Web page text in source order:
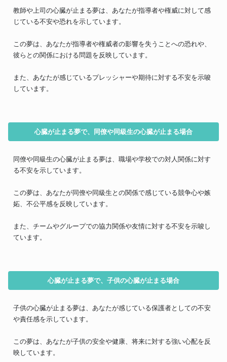
教師や上司の心臓が止まる夢は、あなたが指導者や権威に対して感
じている不安や恐れを示しています。
この夢は、あなたが指導者や権威者の影響を失うことへの恐れや、
彼らとの関係における問題を反映しています。
また、あなたが感じているプレッシャーや期待に対する不安を示唆
しています。
心臓が止まる夢で、同僚や同級生の心臓が止まる場合
同僚や同級生の心臓が止まる夢は、職場や学校での対人関係に対す
る不安を示しています。
この夢は、あなたが同僚や同級生との関係で感じている競争心や嫉
妬、不公平感を反映しています。
また、チームやグループでの協力関係や友情に対する不安を示唆し
ています。
心臓が止まる夢で、子供の心臓が止まる場合
子供の心臓が止まる夢は、あなたが感じている保護者としての不安
や責任感を示しています。
この夢は、あなたが子供の安全や健康、将来に対する強い心配を反
映しています。